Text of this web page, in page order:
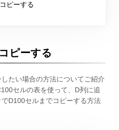
ピーする
ピーする
たい場合の方法についてご紹介
セルの表を使って、D列に追
D100セルまでコピーする方法